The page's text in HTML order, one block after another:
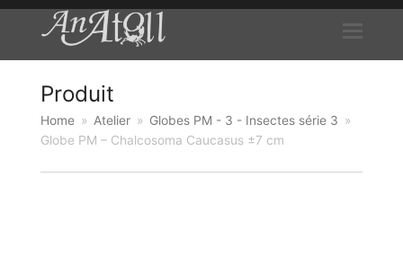
Produit
Home » Atelier » Globes PM - 3 - Insectes série 3 »
Globe PM – Chalcosoma Caucasus ±7 cm